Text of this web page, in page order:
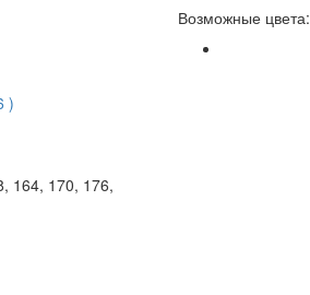
Возможные цвета:
)
164, 170, 176,